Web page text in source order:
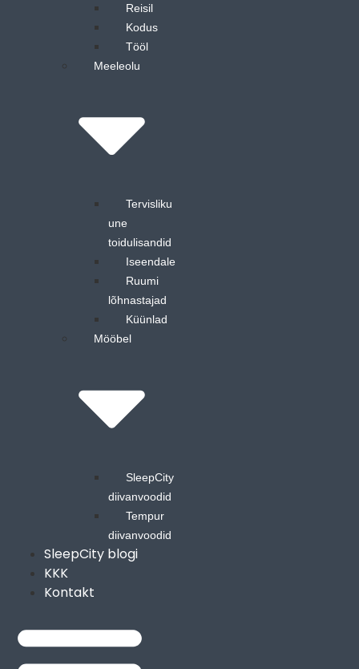
Reisil
Kodus
Tööl
Meeleolu
Tervisliku
une
toidulisandid
Iseendale
Ruumi
lõhnastajad
Küünlad
Mööbel
SleepCity
diivanvoodid
Tempur
diivanvoodid
SleepCity blogi
KKK
Kontakt